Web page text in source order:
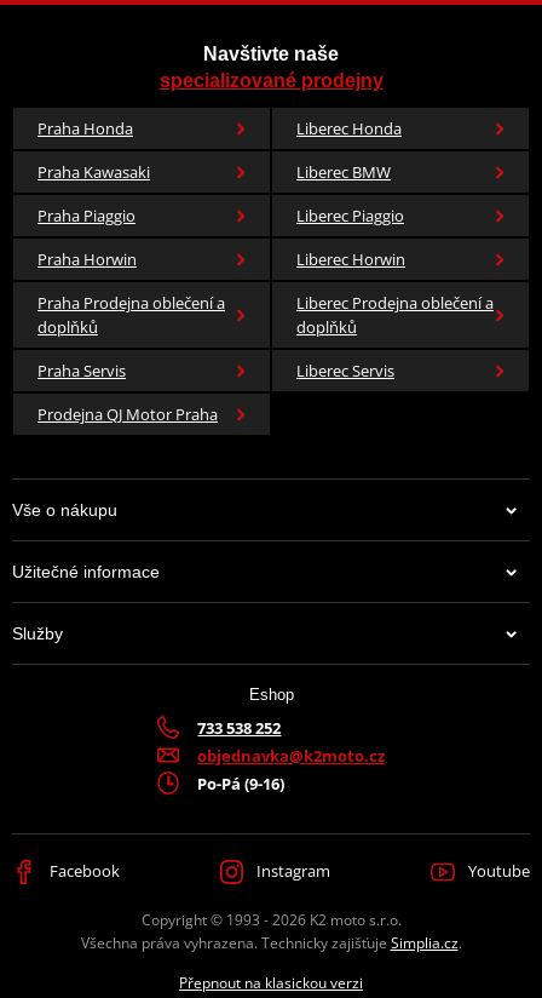
Navštivte naše
specializované prodejny
Praha Honda
Liberec Honda
Praha Kawasaki
Liberec BMW
Praha Piaggio
Liberec Piaggio
Praha Horwin
Liberec Horwin
Praha Prodejna oblečení a
doplňků
Liberec Prodejna oblečení a
doplňků
Praha Servis
Liberec Servis
Prodejna QJ Motor Praha
Vše o nákupu
Užitečné informace
Služby
Eshop
733 538 252
objednavka@k2moto.cz
Po-Pá (9-16)
Facebook Instagram Youtube
Copyright © 1993 - 2026 K2 moto s.r.o.
Všechna práva vyhrazena. Technicky zajišťuje Simplia.cz.
Přepnout na klasickou verzi